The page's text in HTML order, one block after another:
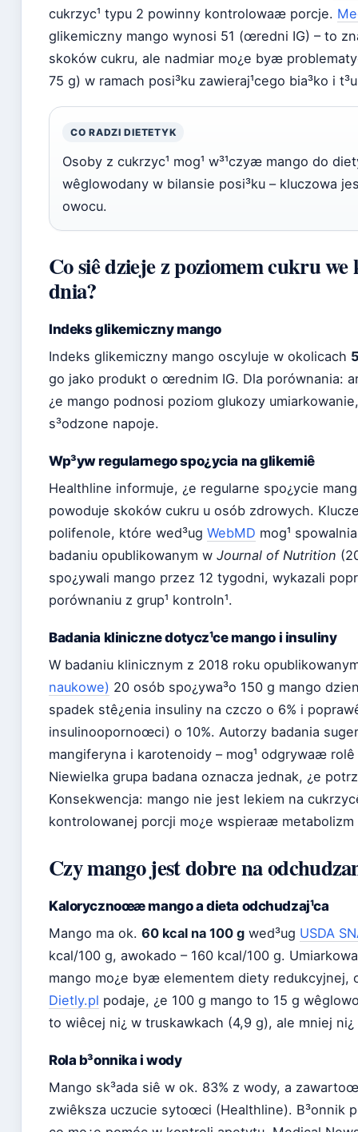
cukrzyc¹ typu 2 powinny kontrolowaæ porcje.
glikemiczny mango wynosi 51 (œredni IG) – to
skoków cukru, ale nadmiar mo¿e byæ
75 g) w ramach posi³ku zawieraj¹cego bia³ko i
CO RADZI DIETETYK
Osoby z cukrzyc¹ mog¹ w³¹czyæ mango do
wêglowodany w bilansie posi³ku – kluczowa
owocu.
Co siê dzieje z poziomem cukru
dnia?
Indeks glikemiczny mango
Indeks glikemiczny mango oscyluje w okolicach
go jako produkt o œrednim IG. Dla porównania:
¿e mango podnosi poziom glukozy
s³odzone napoje.
Wp³yw regularnego spo¿ycia na glikemiê
Healthline informuje, ¿e regularne spo¿ycie
powoduje skoków cukru u osób zdrowych.
polifenole, które wed³ug WebMD mog¹
badaniu opublikowanym w Journal of Nutrition
spo¿ywali mango przez 12 tygodni, wykazali
porównaniu z grup¹ kontroln¹.
Badania kliniczne dotycz¹ce mango i insuliny
W badaniu klinicznym z 2018 roku
naukowe) 20 osób spo¿ywa³o 150 g mango
spadek stê¿enia insuliny na czczo o 6% i
insulinoopornoœci) o 10%. Autorzy badania
mangiferyna i karotenoidy – mog¹ odgrywaæ
Niewielka grupa badana oznacza jednak, ¿e
Konsekwencja: mango nie jest lekiem na
kontrolowanej porcji mo¿e wspieraæ metabolizm
Czy mango jest dobre na
Kalorycznoœæ mango a dieta odchudzaj¹ca
Mango ma ok. 60 kcal na 100 g wed³ug USDA
kcal/100 g, awokado – 160 kcal/100 g.
mango mo¿e byæ elementem diety redukcyjnej,
Dietly.pl podaje, ¿e 100 g mango to 15 g
to wiêcej ni¿ w truskawkach (4,9 g), ale mniej
Rola b³onnika i wody
Mango sk³ada siê w ok. 83% z wody, a
zwiêksza uczucie sytoœci (Healthline). B³onnik